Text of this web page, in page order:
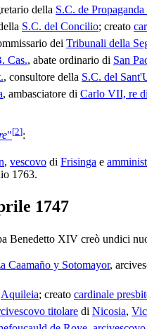
della S.C. de
S.C. del Concilio; creato
dei Tribunali della
Cas., abate ordinario di San
, consultore della S.C. del
, ambasciatore di Carlo VII, re
"[2]:
, vescovo di Frisinga e
1763.
1747
Benedetto XIV creò undici
Caamaño y Sotomayor,
Aquileia; creato cardinale
titolare di Nicosia,